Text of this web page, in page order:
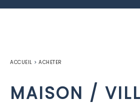
ACCUEIL > ACHETER
MAISON /